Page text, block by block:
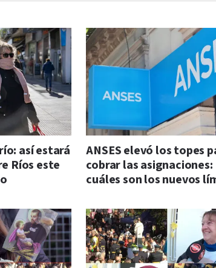
así estará
Ríos este
ANSES elevó los topes
cobrar las asignaciones:
cuáles son los nuevos